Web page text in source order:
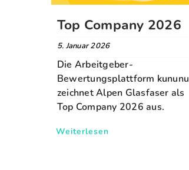
Top Company 2026
5. Januar 2026
Die Arbeitgeber-
Bewertungsplattform kununu
zeichnet Alpen Glasfaser als
Top Company 2026 aus.
Weiterlesen